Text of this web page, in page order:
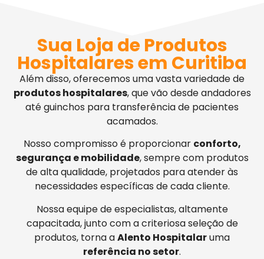
Sua Loja de Produtos
Hospitalares em Curitiba
Além disso, oferecemos uma vasta variedade de
produtos hospitalares, que vão desde andadores
até guinchos para transferência de pacientes
acamados.
Nosso compromisso é proporcionar conforto,
segurança e mobilidade, sempre com produtos
de alta qualidade, projetados para atender às
necessidades específicas de cada cliente.
Nossa equipe de especialistas, altamente
capacitada, junto com a criteriosa seleção de
produtos, torna aAlento Hospitalaruma
referência no setor.